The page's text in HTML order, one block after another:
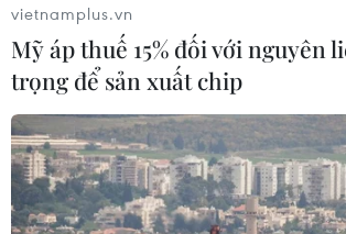
Đà Nẵng lần đầu đăng cai chung kết
Hoa hậu Di sản toàn cầu 2026
05/08/2026 11:01
Đà Nẵng chi gần 38 tỷ đồng trang trí
vietnamplus.vn
Mỹ áp thuế 15% đối với nguyên
trọng để sản xuất chip